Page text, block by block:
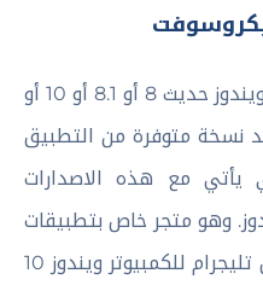
إن كنت تستخدم نظام تشغيل ويندوز حديث 8 أو 8.1 أو 10 أو
نسخة متوفرة من التطبيق
يأتي مع هذه الاصدارات
وهو متجر خاص بتطبيقات
والعاب الويندوز. ويمكنك تحميل تليجرام للكمبيوتر ويندوز 10